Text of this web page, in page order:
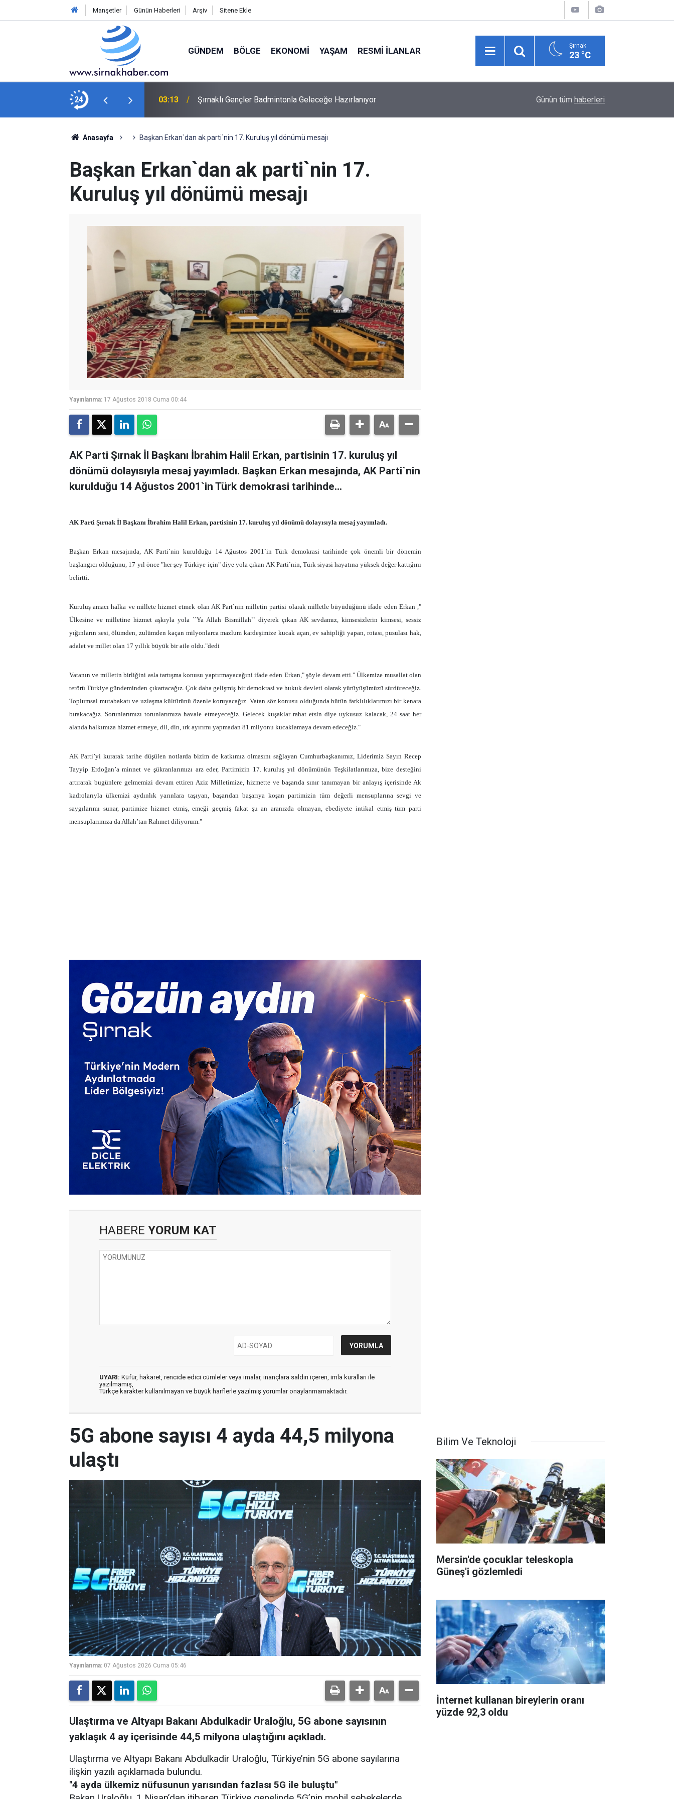
Manşetler Günün Haberleri Arşiv Sitene Ekle
GÜNDEM BÖLGE EKONOMI YAŞAM RESMI İLANLAR Şırnak
23 °C
24 03:13 Şırnaklı Gençler Badmintonla Geleceğe Hazırlanıyor Hakkari-İran sınırında 7 kilo 720 gram eroin
Günün tüm haberleri
Anasayfa Başkan Erkan`dan ak parti`nin 17. Kuruluş yıl dönümü mesajı
Başkan Erkan`dan ak parti`nin 17.
Kuruluş yıl dönümü mesajı
Yayınlanma: 17 Ağustos 2018 Cuma 00:44
AK Parti Şırnak İl Başkanı İbrahim Halil Erkan, partisinin 17. kuruluş yıl
dönümü dolayısıyla mesaj yayımladı. Başkan Erkan mesajında, AK Parti`nin
kurulduğu 14 Ağustos 2001`in Türk demokrasi tarihinde...
AK Parti Şırnak İl Başkanı İbrahim Halil Erkan, partisinin 17. kuruluş yıl dönümü dolayısıyla mesaj yayımladı.
Başkan Erkan mesajında, AK Parti`nin kurulduğu 14 Ağustos 2001`in Türk demokrasi tarihinde çok önemli bir dönemin
başlangıcı olduğunu, 17 yıl önce "her şey Türkiye için" diye yola çıkan AK Parti`nin, Türk siyasi hayatına yüksek değer kattığını
belirtti.
Kuruluş amacı halka ve millete hizmet etmek olan AK Part`nin milletin partisi olarak milletle büyüdüğünü ifade eden Erkan ,"
Ülkesine ve milletine hizmet aşkıyla yola ``Ya Allah Bismillah`` diyerek çıkan AK sevdamız, kimsesizlerin kimsesi, sessiz
yığınların sesi, ölümden, zulümden kaçan milyonlarca mazlum kardeşimize kucak açan, ev sahipliği yapan, rotası, pusulası hak,
adalet ve millet olan 17 yıllık büyük bir aile oldu."dedi
Vatanın ve milletin birliğini asla tartışma konusu yaptırmayacağıni ifade eden Erkan," şöyle devam etti." Ülkemize musallat olan
terörü Türkiye gündeminden çıkartacağız. Çok daha gelişmiş bir demokrasi ve hukuk devleti olarak yürüyüşümüzü sürdüreceğiz.
Toplumsal mutabakatı ve uzlaşma kültürünü özenle koruyacağız. Vatan söz konusu olduğunda bütün farklılıklarımızı bir kenara
bırakacağız. Sorunlarımızı torunlarımıza havale etmeyeceğiz. Gelecek kuşaklar rahat etsin diye uykusuz kalacak, 24 saat her
alanda halkımıza hizmet etmeye, dil, din, ırk ayırımı yapmadan 81 milyonu kucaklamaya devam edeceğiz."
AK Parti’yi kurarak tarihe düşülen notlarda bizim de katkımız olmasını sağlayan Cumhurbaşkanımız, Liderimiz Sayın Recep
Tayyip Erdoğan’a minnet ve şükranlarımızı arz eder, Partimizin 17. kuruluş yıl dönümünün Teşkilatlarımıza, bize desteğini
artırarak bugünlere gelmemizi devam ettiren Aziz Milletimize, hizmette ve başarıda sınır tanımayan bir anlayış içerisinde Ak
kadrolarıyla ülkemizi aydınlık yarınlara taşıyan, başarıdan başarıya koşan partimizin tüm değerli mensuplarına sevgi ve
saygılarımı sunar, partimize hizmet etmiş, emeği geçmiş fakat şu an aranızda olmayan, ebediyete intikal etmiş tüm parti
mensuplarımıza da Allah’tan Rahmet diliyorum."
HABERE YORUM KAT
UYARI: Küfür, hakaret, rencide edici cümleler veya imalar, inançlara saldırı içeren, imla kuralları ile
yazılmamış,
Türkçe karakter kullanılmayan ve büyük harflerle yazılmış yorumlar onaylanmamaktadır.
5G abone sayısı 4 ayda 44,5 milyona
ulaştı
Yayınlanma: 07 Ağustos 2026 Cuma 05:46
Ulaştırma ve Altyapı Bakanı Abdulkadir Uraloğlu, 5G abone sayısının
yaklaşık 4 ay içerisinde 44,5 milyona ulaştığını açıkladı.
Ulaştırma ve Altyapı Bakanı Abdulkadir Uraloğlu, Türkiye’nin 5G abone sayılarına
ilişkin yazılı açıklamada bulundu.
"4 ayda ülkemiz nüfusunun yarısından fazlası 5G ile buluştu"
Bilim Ve Teknoloji
Mersin'de çocuklar teleskopla
Güneş'i gözlemledi
İnternet kullanan bireylerin oranı
yüzde 92,3 oldu